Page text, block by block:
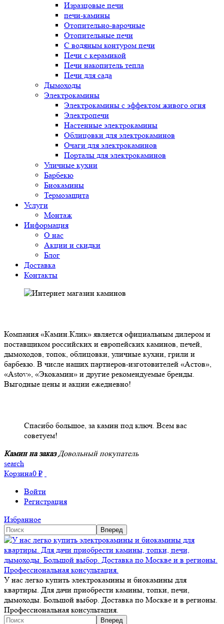
Изразцовые печи
печи-камины
Отопительно-варочные
Отопительные печи
С водяным контуром печи
Печи с керамикой
Печи накопитель тепла
Печи для сада
Дымоходы
Электрокамины
Электрокамины с эффектом живого огня
Электропечи
Настенные электрокамины
Облицовки для электрокаминов
Очаги для электрокаминов
Порталы для электрокаминов
Уличные кухни
Барбекю
Биокамины
Термозащита
Услуги
Монтаж
Информация
О нас
Акции и скидки
Блог
Доставка
Контакты
Компания «Камин.Клик» является официальным дилером и
поставщиком российских и европейских каминов, печей,
дымоходов, топок, облицовки, уличные кухни, грили и
барбекю. В числе наших партнеров-изготовителей «Астов»,
«Astov», «Экокамин» и другие рекомендуемые бренды.
Выгодные цены и акции ежедневно!
Спасибо большое, за камин под ключ. Всем вас
советуем!
Камин на заказ Довольный покупатель
search
Корзина0 ₽
Войти
Регистрация
Избранное
У нас легко купить электрокамины и биокамины для
квартиры. Для дачи приобрести камины, топки, печи,
дымоходы. Большой выбор. Доставка по Москве и в регионы.
Профессиональная консультация.